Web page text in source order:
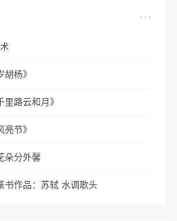
杨》
路云和月》
节》
朵分外馨
书作品：苏轼 水调歌头